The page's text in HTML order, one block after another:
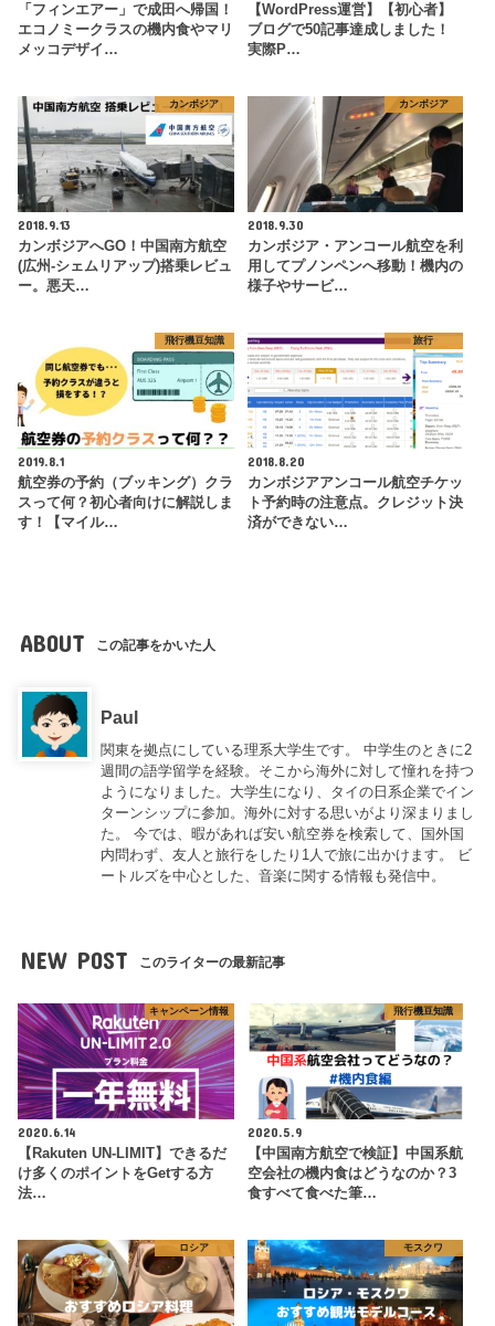
「フィンエアー」で成田へ帰国！
エコノミークラスの機内食やマリ
メッコデザイ…
【WordPress運営】【初心者】
ブログで50記事達成しました！
実際P…
カンボジア
2018.9.13
カンボジアへGO！中国南方航空
(広州-シェムリアップ)搭乗レビュ
ー。悪天…
カンボジア
2018.9.30
カンボジア・アンコール航空を利
用してプノンペンへ移動！機内の
様子やサービ…
飛行機豆知識
2019.8.1
航空券の予約（ブッキング）クラ
スって何？初心者向けに解説しま
す！【マイル…
旅行
2018.8.20
カンボジアアンコール航空チケッ
ト予約時の注意点。クレジット決
済ができない…
ABOUT この記事をかいた人
Paul
関東を拠点にしている理系大学生です。 中学生のときに2
週間の語学留学を経験。そこから海外に対して憧れを持つ
ようになりました。大学生になり、タイの日系企業でイン
ターンシップに参加。海外に対する思いがより深まりまし
た。 今では、暇があれば安い航空券を検索して、国外国
内問わず、友人と旅行をしたり1人で旅に出かけます。 ビ
ートルズを中心とした、音楽に関する情報も発信中。
NEW POST このライターの最新記事
キャンペーン情報
2020.6.14
【Rakuten UN-LIMIT】できるだ
け多くのポイントをGetする方
法…
飛行機豆知識
2020.5.9
【中国南方航空で検証】中国系航
空会社の機内食はどうなのか？3
食すべて食べた筆…
ロシア モスクワ